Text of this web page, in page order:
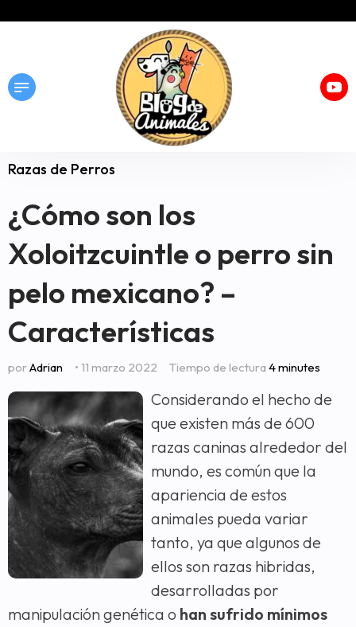
Razas de Perros
¿Cómo son los
Xoloitzcuintle o perro sin
pelo mexicano? –
Características
porAdrian • 11 marzo 2022 Tiempo de lectura 4 minutes
Considerando el hecho de
que existen más de 600
razas caninas alrededor del
mundo, es común que la
apariencia de estos
animales pueda variar
tanto, ya que algunos de
ellos son razas hibridas,
desarrolladas por
manipulación genética o han sufrido mínimos